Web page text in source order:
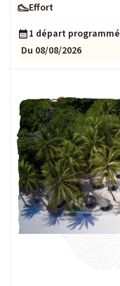
Effort
Niveau : 2
1 départ programmé
Du 08/08/2026